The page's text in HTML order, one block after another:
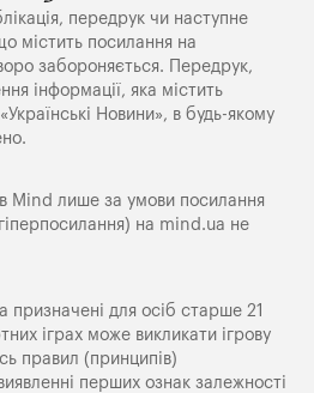
передрук чи наступне
мiстить посилання на
забороняється. Передрук,
інформації, яка містить
Новини», в будь-якому
Mind лише за умови посилання
на mind.ua не
призначені для осіб старше 21
іграх може викликати ігрову
правил (принципів)
перших ознак залежності